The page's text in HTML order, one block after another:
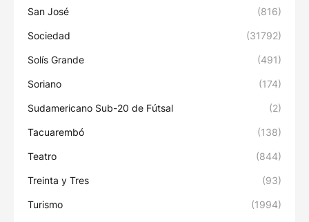
San José (816)
Sociedad (31792)
Solís Grande (491)
Soriano (174)
Sudamericano Sub-20 de Fútsal (2)
Tacuarembó (138)
Teatro (844)
Treinta y Tres (93)
Turismo (1994)